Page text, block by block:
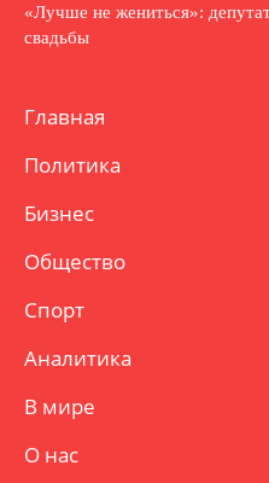
«Лучше не жениться»:
свадьбы
Главная
Политика
Бизнес
Общество
Спорт
Аналитика
В мире
О нас